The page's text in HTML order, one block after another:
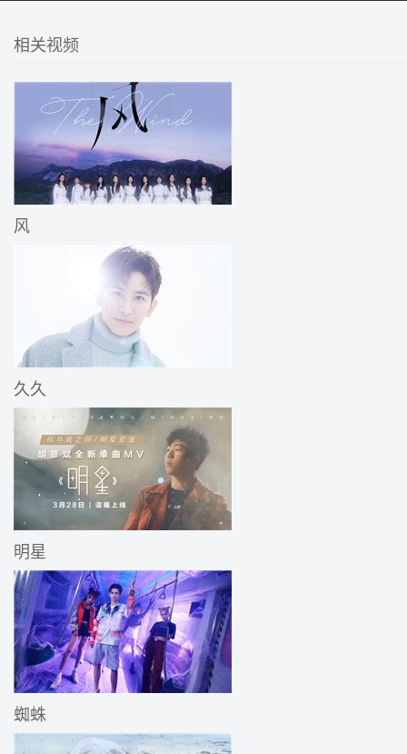
相关视频
风
久久
明星
蜘蛛